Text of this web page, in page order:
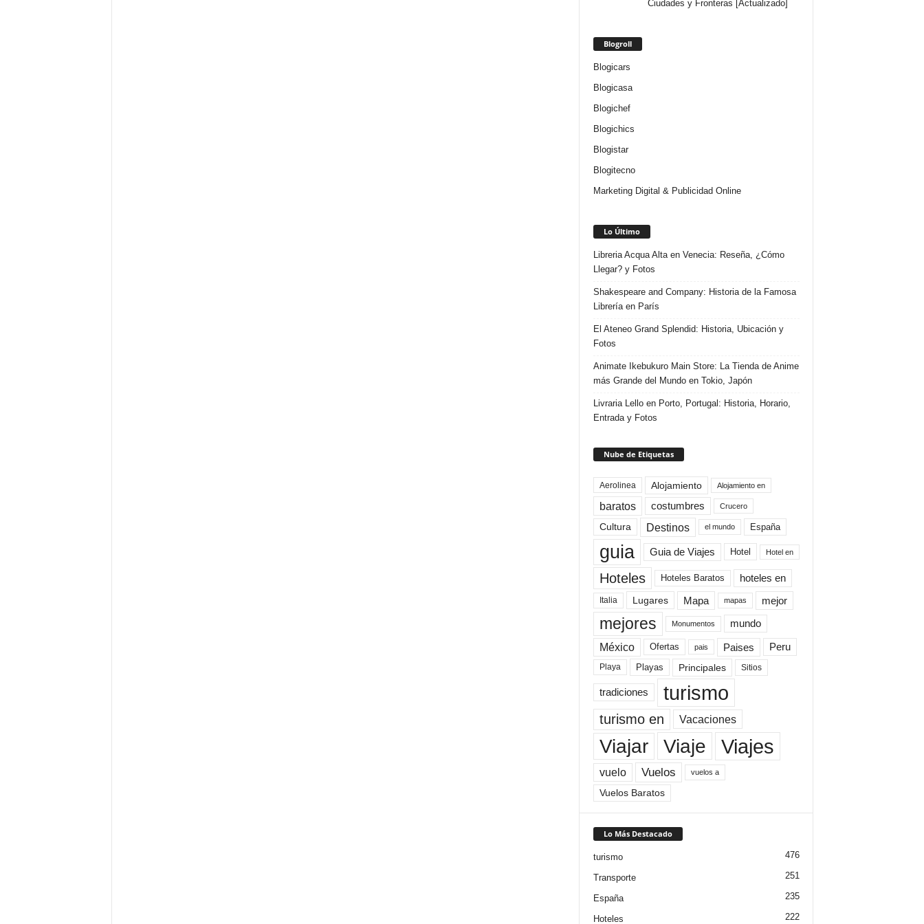
Ciudades y Fronteras [Actualizado]
Blogroll
Blogicars
Blogicasa
Blogichef
Blogichics
Blogistar
Blogitecno
Marketing Digital & Publicidad Online
Lo Último
Libreria Acqua Alta en Venecia: Reseña, ¿Cómo
Llegar? y Fotos
Shakespeare and Company: Historia de la Famosa
Librería en París
El Ateneo Grand Splendid: Historia, Ubicación y
Fotos
Animate Ikebukuro Main Store: La Tienda de Anime
más Grande del Mundo en Tokio, Japón
Livraria Lello en Porto, Portugal: Historia, Horario,
Entrada y Fotos
Nube de Etiquetas
Aerolinea Alojamiento Alojamiento en
baratos costumbres Crucero
Cultura Destinos el mundo España
guia Guia de Viajes Hotel Hotel en
Hoteles Hoteles Baratos hoteles en
Italia Lugares Mapa mapas mejor
mejores Monumentos mundo
México Ofertas pais Paises Peru
Playa Playas Principales Sitios
tradiciones turismo
turismo en Vacaciones
Viajar Viaje Viajes
vuelo Vuelos vuelos a
Vuelos Baratos
Lo Más Destacado
turismo 476
Transporte 251
España 235
Hoteles 222